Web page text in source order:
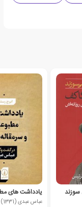
عباس عبدی (1331)